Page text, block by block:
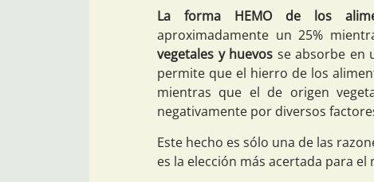
La forma HEMO de los
aproximadamente un 25%
vegetales y huevos se absorbe en
permite que el hierro de los
mientras que el de origen
negativamente por diversos
Este hecho es sólo una de las
es la elección más acertada para